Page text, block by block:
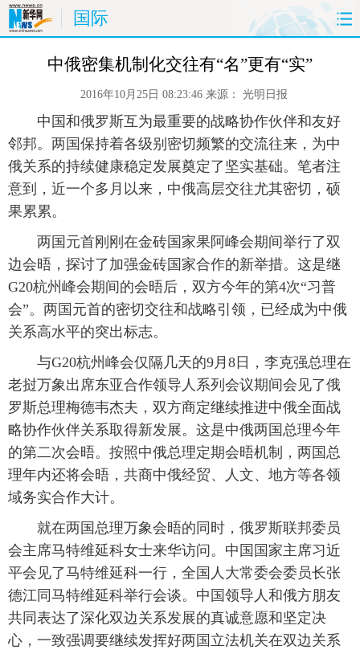
国际
首页 时政 国际 财经
体育 人事
时尚 思客 地方 法治
港澳 台湾 华人 汽车
科技
图片 视频 彩票 食品
旅游 健康 信息化 数据
富媒体 摄影 新华广播
新华电视中文 新华电视英文 返回PC
中俄密集机制化交往有“名”更有“实”
2016年10月25日 08:23:46 来源： 光明日报
中国和俄罗斯互为最重要的战略协作伙伴和友好
邻邦。两国保持着各级别密切频繁的交流往来，为中
俄关系的持续健康稳定发展奠定了坚实基础。笔者注
意到，近一个多月以来，中俄高层交往尤其密切，硕
果累累。
两国元首刚刚在金砖国家果阿峰会期间举行了双
边会晤，探讨了加强金砖国家合作的新举措。这是继
G20杭州峰会期间的会晤后，双方今年的第4次“习普
会”。两国元首的密切交往和战略引领，已经成为中俄
关系高水平的突出标志。
与G20杭州峰会仅隔几天的9月8日，李克强总理在
老挝万象出席东亚合作领导人系列会议期间会见了俄
罗斯总理梅德韦杰夫，双方商定继续推进中俄全面战
略协作伙伴关系取得新发展。这是中俄两国总理今年
的第二次会晤。按照中俄总理定期会晤机制，两国总
理年内还将会晤，共商中俄经贸、人文、地方等各领
域务实合作大计。
就在两国总理万象会晤的同时，俄罗斯联邦委员
会主席马特维延科女士来华访问。中国国家主席习近
平会见了马特维延科一行，全国人大常委会委员长张
德江同马特维延科举行会谈。中国领导人和俄方朋友
共同表达了深化双边关系发展的真诚意愿和坚定决
心，一致强调要继续发挥好两国立法机关在双边关系